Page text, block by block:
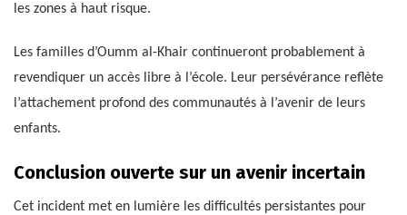
les zones à haut risque.
Les familles d’Oumm al-Khair continueront probablement à
revendiquer un accès libre à l’école. Leur persévérance reflète
l’attachement profond des communautés à l’avenir de leurs
enfants.
Conclusion ouverte sur un avenir incertain
Cet incident met en lumière les difficultés persistantes pour